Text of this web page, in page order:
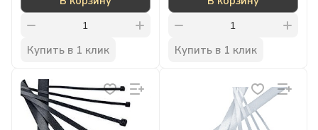
Купить в 1 клик Купить в 1 клик